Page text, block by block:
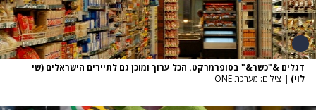
דגלים &"כשר&" בסופרמרקט. הכל ערוך ומוכן גם לתיירים הישראלים (שי
לוי) | צילום: מערכת ONE